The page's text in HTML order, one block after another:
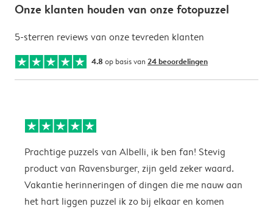
Onze klanten houden van onze fotopuzzel
5-sterren reviews van onze tevreden klanten
4.8 op basis van 24 beoordelingen
Prachtige puzzels van Albelli, ik ben fan! Stevig
product van Ravensburger, zijn geld zeker waard.
Vakantie herinneringen of dingen die me nauw aan
het hart liggen puzzel ik zo bij elkaar en komen